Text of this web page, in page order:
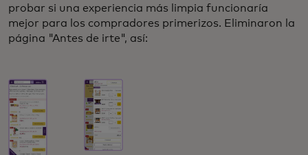
probar si una experiencia más limpia funcionaría
mejor para los compradores primerizos. Eliminaron la
página "Antes de irte", así: